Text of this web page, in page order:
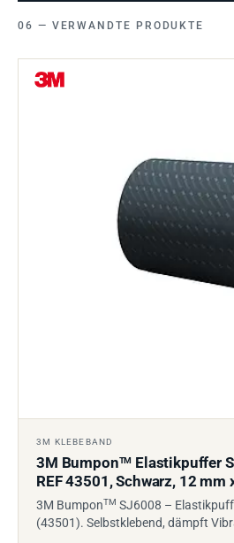
VERWANDTE PRODUKTE
3M KLEBEBAND
3M BumponTM Elastikpuffer
REF 43501, Schwarz, 12 mm
3M BumponTM SJ6008 –
(43501). Selbstklebend, dämpft